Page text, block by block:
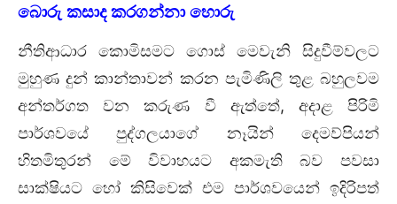
බොරු කසාද කරගන්නා හොරු
නීතිආධාර කොමිසමට ගොස් මෙවැනි සිදුවීම්වලට
මුහුණ දුන් කාන්තාවන් කරන පැමිණිලි තුළ බහුලවම
අන්තර්ගත වන කරුණ වී ඇත්තේ, අදාළ පිරිමි
පාර්ශවයේ පුද්ගලයාගේ නෑයින් දෙමව්පියන්
හිතමිතුරන් මේ විවාහයට අකමැති බව පවසා
සාක්ෂියට හෝ කිසිවෙක් එම පාර්ශවයෙන් ඉදිරිපත්